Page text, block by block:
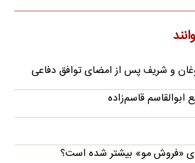
و شریف پس از امضای توافق دفاعی
قاسم‌زاده
«فروش مو» بیشتر شده است؟